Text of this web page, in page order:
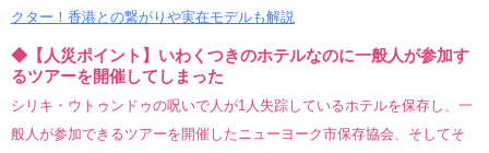
クター！香港との繋がりや実在モデルも解説
◆【人災ポイント】いわくつきのホテルなのに一般人が参加す
るツアーを開催してしまった
シリキ・ウトゥンドゥの呪いで人が1人失踪しているホテルを保存し、一
般人が参加できるツアーを開催したニューヨーク市保存協会、そしてそ